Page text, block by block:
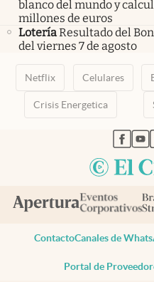
blanco del mundo y
millones de euros
LoteríaResultado del
del viernes 7 de agosto
Netflix Celulares
Crisis Energetica
abre
ContactoCanales de
Portal de